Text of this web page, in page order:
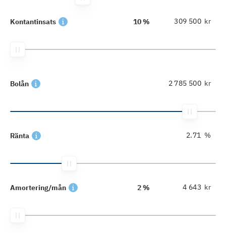
Kontantinsats 10 % kr
Bolån kr
Ränta %
Amortering/mån 2 % kr